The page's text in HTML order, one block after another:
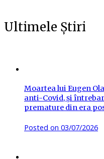
Ultimele Știri
Moartea lui Eugen
anti-Covid, și
premature din era
Posted on 03/07/2026